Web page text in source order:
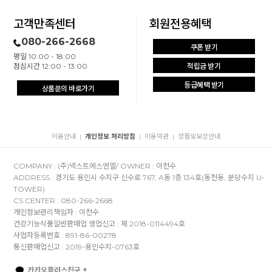
고객만족센터
080-266-2668
평일 10:00 - 18:00
점심시간 12:00 - 13:00
상품문의 바로가기
회원전용혜택
쿠폰 받기
적립금 받기
등급혜택 받기
이용안내 | 개인정보 처리방침 | 이용약관 | 정품및보상안내
COMPANY : (주)넥스트에스엔엘/ OWNER : 이천수
ADDRESS : 경기도 용인시 수지구 신수로 767, A동 1층 134호(동천동, 분당수지 U-
TOWER)
CS CENTER : 080-266-2668
개인정보관리책임자 : 이천수
건강기능식품일반판매업 영업신고 : 제 2018-0114494호
사업자등록번호 : 891-86-00278
통신판매업신고 : 2019-용인수지-0763호
카카오플러스친구 +